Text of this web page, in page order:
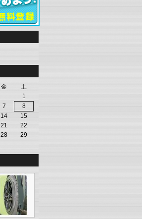
金
土
1
7
8
14
15
21
22
28
29